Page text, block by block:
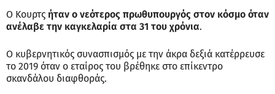
Ο Κουρτς ήταν ο νεότερος πρωθυπουργός στον κόσμο όταν
ανέλαβε την καγκελαρία στα 31 του χρόνια.
Ο κυβερνητικός συνασπισμός με την άκρα δεξιά κατέρρευσε
το 2019 όταν ο εταίρος του βρέθηκε στο επίκεντρο
σκανδάλου διαφθοράς.